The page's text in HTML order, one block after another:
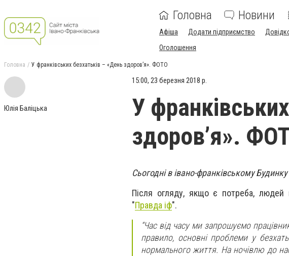
Головна Новини
Афіша Додати підприємство
Оголошення
Головна У франківських безхатьків – «День здоров’я». ФОТО
Юлія Баліцька
15:00, 23 березня 2018 р.
У
здоров’я».
Сьогодні в івано-франківському
Після огляду, якщо є потреба, людей
"Правда іф".
“Час від часу ми запрошуємо
правило, основні проблеми у
нормального життя. На ночівлю до